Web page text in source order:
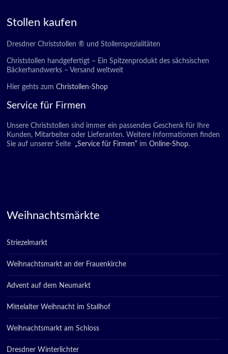
Stollen kaufen
Dresdner Christstollen ® und Stollenspezialitäten
Christstollen handgefertigt – Ein Spitzenprodukt des sächsischen
Bäckerhandwerks – Versand weltweit
Hier gehts zumChristollen-Shop
Service für Firmen
Unsere Christstollen sind immer ein passendes Geschenk für Ihre
Kunden, Mitarbeiter oder Lieferanten. Weitere Informationen finden
Sie auf unserer Seite
„Service für Firmen“ im Online-Shop.
Weihnachtsmärkte
Striezelmarkt
Weihnachtsmarkt an der Frauenkirche
Advent auf dem Neumarkt
Mittelalter Weihnacht im Stallhof
Weihnachtsmarkt am Schloss
Dresdner Winterlichter